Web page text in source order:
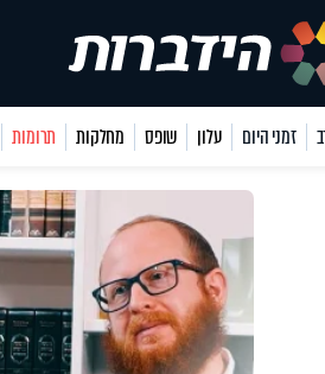
זמני היום עלון שופס מחלקות תרומות